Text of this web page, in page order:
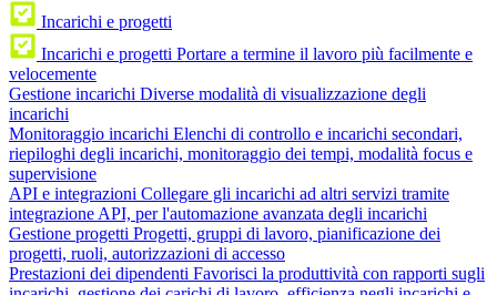
Incarichi e progetti
Incarichi e progetti Portare a termine il lavoro più facilmente e
velocemente
Gestione incarichi Diverse modalità di visualizzazione degli
incarichi
Monitoraggio incarichi Elenchi di controllo e incarichi secondari,
riepiloghi degli incarichi, monitoraggio dei tempi, modalità focus e
supervisione
API e integrazioni Collegare gli incarichi ad altri servizi tramite
integrazione API, per l'automazione avanzata degli incarichi
Gestione progetti Progetti, gruppi di lavoro, pianificazione dei
progetti, ruoli, autorizzazioni di accesso
Prestazioni dei dipendenti Favorisci la produttività con rapporti sugli